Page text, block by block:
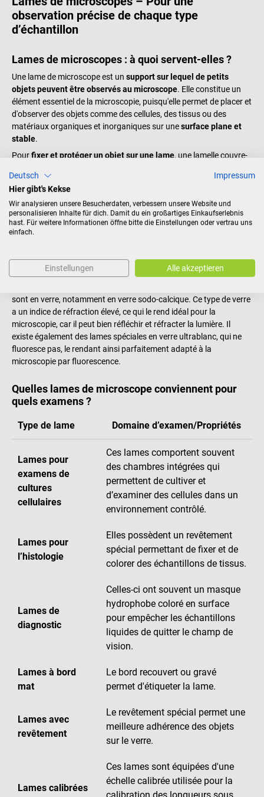
observation précise de chaque type
d’échantillon
Lames de microscopes : à quoi servent-elles ?
Une lame de microscope est un support sur lequel de petits
objets peuvent être observés au microscope. Elle constitue un
élément essentiel de la microscopie, puisqu'elle permet de placer et
d'observer des objets comme des cellules, des tissus ou des
matériaux organiques et inorganiques sur unesurface plane et
stable.
Pourfixer et protéger un objet sur une lame, une lamelle couvre-
sur la lame et à le
protéger des déformations et des dommages
pendant l'examen
fabriquées à partir de différents matériaux tels que le quartz, le
verre borosilicaté ou l'acrylique. Elles possèdent généralement une
surface lisse pour permettre une observation optimale
Quels types de lames de microscope existe-t-il ?
Les lames de microscope sontdisponibles en différentes tailles,
sont en verre, notamment en verre sodo-calcique. Ce type de verre
a un indice de réfraction élevé, ce qui le rend idéal pour la
microscopie, car il peut bien réfléchir et réfracter la lumière. Il
existe également des lames spéciales en verre ultrablanc, qui ne
fluoresce pas, le rendant ainsi parfaitement adapté à la
microscopie par fluorescence.
Quelles lames de microscope conviennent pour
quels examens ?
Type de lame Domaine d’examen/Propriétés
Lames pour
examens de
cultures
cellulaires
Ces lames comportent souvent
des chambres intégrées qui
permettent de cultiver et
d’examiner des cellules dans un
environnement contrôlé.
Lames pour
l’histologie
Elles possèdent un revêtement
spécial permettant de fixer et de
colorer des échantillons de tissus.
Lames de
diagnostic
Celles-ci ont souvent un masque
hydrophobe coloré en surface
pour empêcher les échantillons
liquides de quitter le champ de
vision.
Lames à bord
mat
Le bord recouvert ou gravé
permet d'étiqueter la lame.
Lames avec
revêtement
Le revêtement spécial permet une
meilleure adhérence des objets
sur le verre.
Lames calibrées
Ces lames sont équipées d'une
échelle calibrée utilisée pour la
Deutsch
Impressum
Hier gibt's Kekse
Wir analysieren unsere Besucherdaten, verbessern unsere Website und
personalisieren Inhalte für dich. Damit du ein großartiges Einkaufserlebnis
hast. Für weitere Informationen öffne bitte die Einstellungen oder vertrau uns
einfach.
Einstellungen Alle akzeptieren